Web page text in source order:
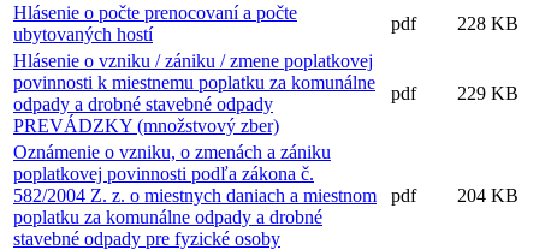
Hlásenie o počte prenocovaní a počte
ubytovaných hostí
pdf
228 KB
Hlásenie o vzniku / zániku / zmene poplatkovej
povinnosti k miestnemu poplatku za komunálne
odpady a drobné stavebné odpady
PREVÁDZKY (množstvový zber)
pdf 229 KB
Oznámenie o vzniku, o zmenách a zániku
poplatkovej povinnosti podľa zákona č.
582/2004 Z. z. o miestnych daniach a miestnom
poplatku za komunálne odpady a drobné
stavebné odpady pre fyzické osoby
pdf 204 KB